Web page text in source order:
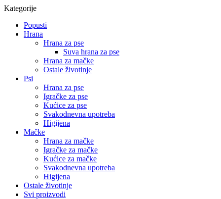
Kategorije
Popusti
Hrana
Hrana za pse
Suva hrana za pse
Hrana za mačke
Ostale životinje
Psi
Hrana za pse
Igračke za pse
Kućice za pse
Svakodnevna upotreba
Higijena
Mačke
Hrana za mačke
Igračke za mačke
Kućice za mačke
Svakodnevna upotreba
Higijena
Ostale životinje
Svi proizvodi